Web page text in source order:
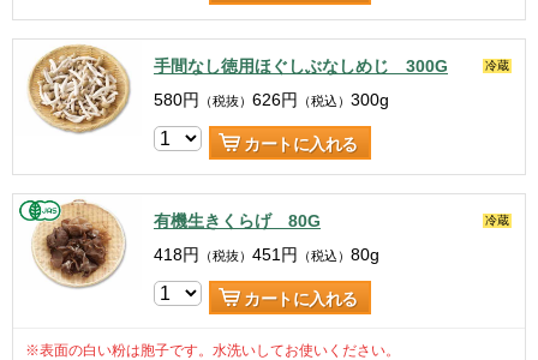
手間なし徳用ほぐしぶなしめじ 300G 冷蔵
580円 （税抜） 626円 （税込） 300g
カートに入れる
有機生きくらげ 80G 冷蔵
418円 （税抜） 451 円 （税込） 80g
カートに入れる
※表面の白い粉は胞子です。水洗いしてお使いください。